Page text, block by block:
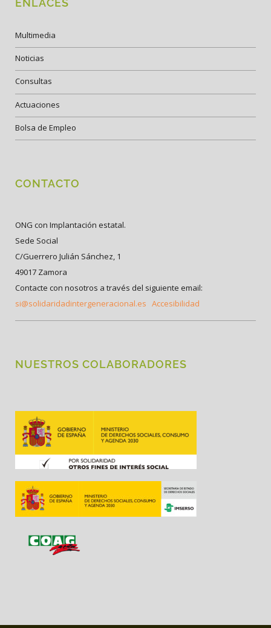
ENLACES
Multimedia
Noticias
Consultas
Actuaciones
Bolsa de Empleo
CONTACTO
ONG con Implantación estatal.
Sede Social
C/Guerrero Julián Sánchez, 1
49017 Zamora
Contacte con nosotros a través del siguiente email:
si@solidaridadintergeneracional.es Accesibilidad
NUESTROS COLABORADORES